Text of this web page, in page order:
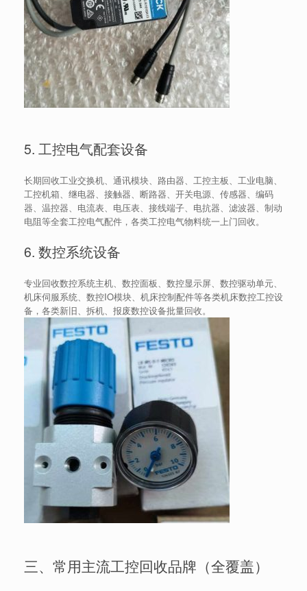
5. 工控电气配套设备
长期回收工业交换机、通讯模块、路由器、工控主板、工业电脑、
工控机箱、继电器、接触器、断路器、开关电源、传感器、编码
器、温控器、电流表、电压表、接线端子、电抗器、滤波器、制动
电阻等全套工控电气配件，各类工控电气物料统一上门回收。
6. 数控系统设备
专业回收数控系统主机、数控面板、数控显示屏、数控驱动单元、
机床伺服系统、数控IO模块、机床控制配件等各类机床数控工控设
备，各类新旧、拆机、报废数控设备批量回收。
三、常用主流工控回收品牌（全覆盖）